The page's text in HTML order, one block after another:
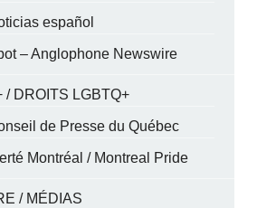
español
– Anglophone Newswire
/ DROITS LGBTQ+
de Presse du Québec
Montréal / Montreal Pride
/ MÉDIAS